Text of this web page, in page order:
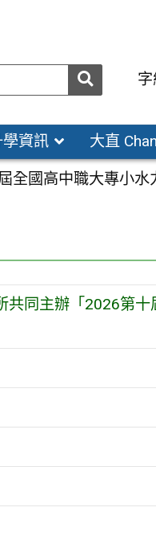
送出 字
學資訊 大直
國高中職大專小水
共同主辦「2026第